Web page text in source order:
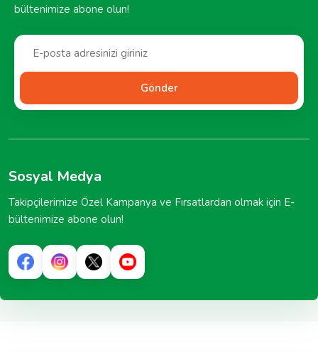
bültenimize abone olun!
Gönder
Sosyal Medya
Takipçilerimize Özel Kampanya ve Fırsatlardan olmak için E-
bültenimize abone olun!